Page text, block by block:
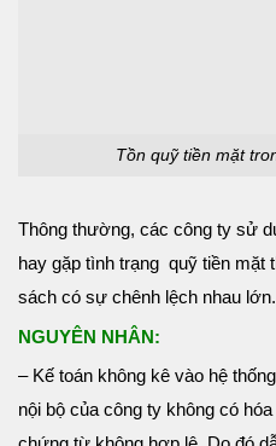
Tồn quỹ tiền mặt
Thông thường, các công ty sử
hay gặp tình trạng quỹ tiền mặt
sách có sự chênh lệch nhau lớn.
NGUYÊN NHÂN:
– Kế toán không kê vào hệ
nội bộ của công ty không có